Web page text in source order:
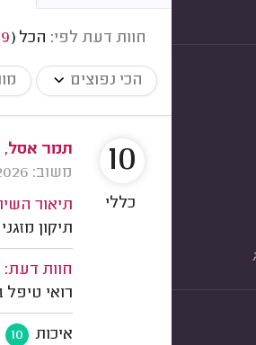
חוות דעת לפי: הכל (
הכי נפוצים
תמר אסל,
משוב: 02/08/2026
תיאור
תיקון
חוות דעת:
רואי טיפל
איכות 10
10
כללי